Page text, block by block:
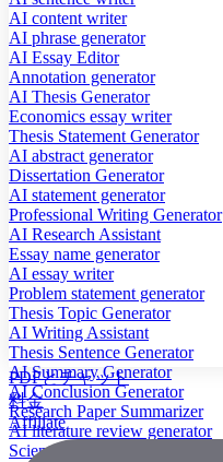
AI content writer
AI phrase generator
AI Essay Editor
Annotation generator
AI Thesis Generator
Economics essay writer
Thesis Statement Generator
AI abstract generator
Dissertation Generator
AI statement generator
Professional Writing Generator
AI Research Assistant
Essay name generator
AI essay writer
Problem statement generator
Thesis Topic Generator
AI Writing Assistant
Thesis Sentence Generator
AI Summary Generator
AI Conclusion Generator
Research Paper Summarizer
AI literature review generator
Scientific Paper Summarizer
PDFとチャット
料金
Affiliate